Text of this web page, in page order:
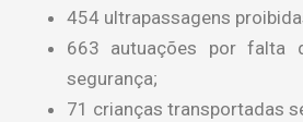
454 ultrapassagens
663 autuações por
segurança;
71 crianças transportadas